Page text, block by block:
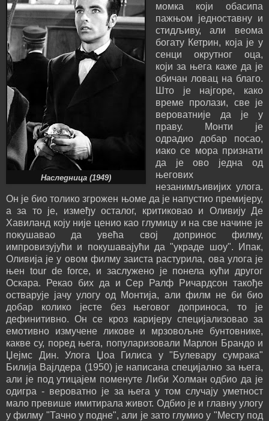
Наследница (1949)
момка који обасипа
пажњом једноставну и
стидљиву, али веома
богату Кетрин, која је у
сенци окрутног оца,
који за њега каже да је
обичан ловац на благо.
Што је најгоре, како
време пролази, све је
вероватније да је у
праву. Монти је
одрадио добар посао,
иако се мора признати
да је ово једна од
његових
незанимљивијих улога.
Он је био толико згрожен њоме да је напустио премијеру,
а за то је, између осталог, критиковао и Оливију Де
Хавиланд коју није ценио као глумицу и на све начине је
покушавао да увећа свој допринос филму,
импровизујући и покушавајући да "украде шоу". Ипак,
Оливија је у овом филму заиста растурила, ова улога је
њен tour de force, и заслужено је понела кући другог
Оскара. Рекао бих да и Сер Ралф Ричардсон такође
остварује јачу улогу од Монтија, али филм не би био
добар колико јесте без његовог доприноса, то је
дефинитивно. Он се кроз каријеру специјализовао за
емотивно измучене ликове и мрзовољне бунтовнике,
какве су, поред њега, популаризовали Марлон Брандо и
Џејмс Дин. Улога Џоа Гилиса у "Булевару сумрака"
Билија Вајлдера (1950) је написана специјално за њега,
али је под утицајем поменуте Либи Холман одбио да је
одигра - вероватно је за њега у том случају уметност
мало превише имитирала живот. Одбио је и главну улогу
у филму "Тачно у подне", али је зато глумио у "Месту под